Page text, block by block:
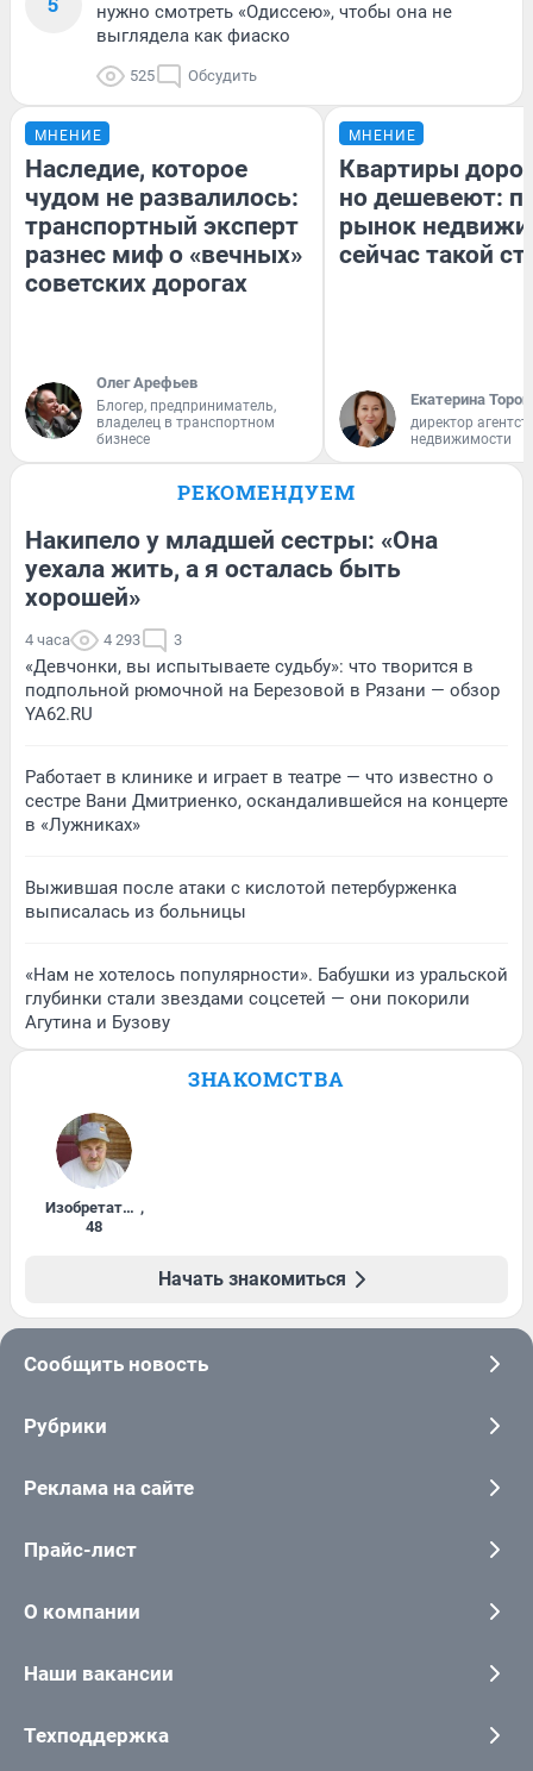
нужно смотреть «Одиссею», чтобы она не
выглядела как фиаско
525 Обсудить
МНЕНИЕ
Наследие, которое
чудом не развалилось:
транспортный эксперт
разнес миф о «вечных»
советских дорогах
Олег Арефьев
Блогер, предприниматель,
владелец в транспортном
бизнесе
МНЕНИЕ
Квартиры
но дешевеют:
рынок
сейчас такой
Екатерина
директор
недвижимости
РЕКОМЕНДУЕМ
Накипело у младшей сестры: «Она
уехала жить, а я осталась быть
хорошей»
4 часа 4 293 3
«Девчонки, вы испытываете судьбу»: что творится в
подпольной рюмочной на Березовой в Рязани — обзор
YA62.RU
Работает в клинике и играет в театре — что известно о
сестре Вани Дмитриенко, оскандалившейся на концерте
в «Лужниках»
Выжившая после атаки с кислотой петербурженка
выписалась из больницы
«Нам не хотелось популярности». Бабушки из уральской
глубинки стали звездами соцсетей — они покорили
Агутина и Бузову
ЗНАКОМСТВА
Изобретатель ,
48
Начать знакомиться
Сообщить новость
Рубрики
Реклама на сайте
Прайс-лист
О компании
Наши вакансии
Техподдержка